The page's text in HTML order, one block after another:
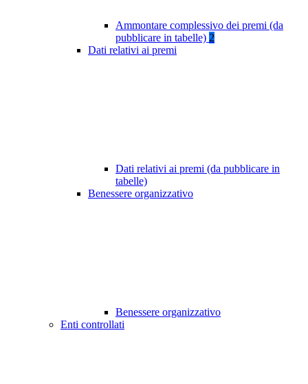
Ammontare complessivo dei premi (da
pubblicare in tabelle) 2
Dati relativi ai premi
Dati relativi ai premi (da pubblicare in
tabelle)
Benessere organizzativo
Benessere organizzativo
Enti controllati